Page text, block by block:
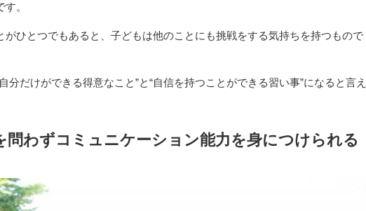
。
がひとつでもあると、子どもは他のことにも挑戦をする気持ちを持つもので
分だけができる得意なこと”と“自信を持つことができる習い事”になると言え
問わずコミュニケーション能力を身につけられる